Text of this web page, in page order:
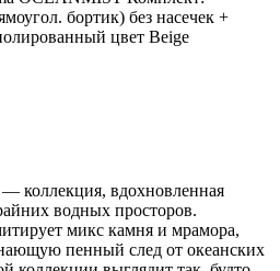
бортик) без насечек +
цвет Beige
коллекция, вдохновленная
водных просторов.
микс камня и мрамора,
пенный след от океанских